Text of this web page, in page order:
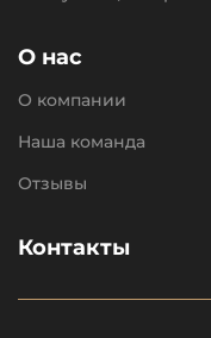
О нас
О компании
Наша команда
Отзывы
Контакты